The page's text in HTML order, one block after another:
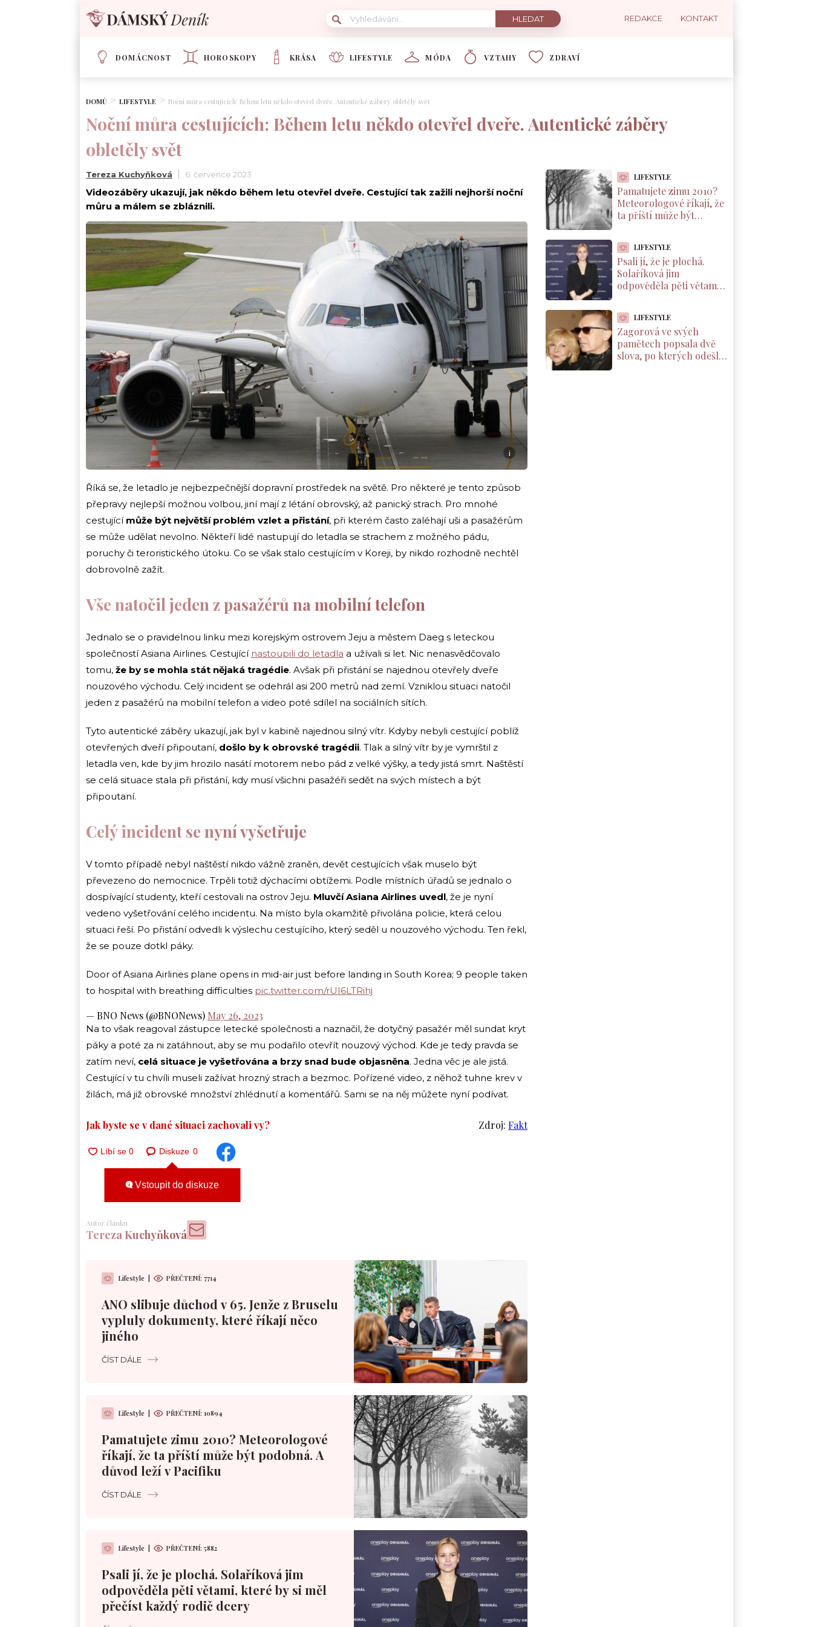
REDAKCE KONTAKT
DOMÁCNOST HOROSKOPY KRÁSA LIFESTYLE MÓDA VZTAHY ZDRAVÍ
DOMŮ LIFESTYLE Noční můra cestujících: Během letu někdo otevřel dveře. Autentické záběry obletěly svět
Noční můra cestujících: Během letu někdo otevřel dveře. Autentické záběry
obletěly svět
Tereza Kuchyňková 6. července 2023
Videozáběry ukazují, jak někdo během letu otevřel dveře. Cestující tak zažili nejhorší noční
můru a málem se zbláznili.
i
Říká se, že letadlo je nejbezpečnější dopravní prostředek na světě. Pro některé je tento způsob
přepravy nejlepší možnou volbou, jiní mají z létání obrovský, až panický strach. Pro mnohé
cestující může být největší problém vzlet a přistání, při kterém často zaléhají uši a pasažérům
se může udělat nevolno. Někteří lidé nastupují do letadla se strachem z možného pádu,
poruchy či teroristického útoku. Co se však stalo cestujícím v Koreji, by nikdo rozhodně nechtěl
dobrovolně zažít.
Vše natočil jeden z pasažérů na mobilní telefon
Jednalo se o pravidelnou linku mezi korejským ostrovem Jeju a městem Daeg s leteckou
společností Asiana Airlines. Cestující nastoupili do letadla a užívali si let. Nic nenasvědčovalo
tomu, že by se mohla stát nějaká tragédie. Avšak při přistání se najednou otevřely dveře
nouzového východu. Celý incident se odehrál asi 200 metrů nad zemí. Vzniklou situaci natočil
jeden z pasažérů na mobilní telefon a video poté sdílel na sociálních sítích.
Tyto autentické záběry ukazují, jak byl v kabině najednou silný vítr. Kdyby nebyli cestující poblíž
otevřených dveří připoutaní, došlo by k obrovské tragédii. Tlak a silný vítr by je vymrštil z
letadla ven, kde by jim hrozilo nasátí motorem nebo pád z velké výšky, a tedy jistá smrt. Naštěstí
se celá situace stala při přistání, kdy musí všichni pasažéři sedět na svých místech a být
připoutaní.
Celý incident se nyní vyšetřuje
V tomto případě nebyl naštěstí nikdo vážně zraněn, devět cestujících však muselo být
převezeno do nemocnice. Trpěli totiž dýchacími obtížemi. Podle místních úřadů se jednalo o
dospívající studenty, kteří cestovali na ostrov Jeju. Mluvčí Asiana Airlines uvedl, že je nyní
vedeno vyšetřování celého incidentu. Na místo byla okamžitě přivolána policie, která celou
situaci řeší. Po přistání odvedli k výslechu cestujícího, který seděl u nouzového východu. Ten řekl,
že se pouze dotkl páky.
Door of Asiana Airlines plane opens in mid-air just before landing in South Korea; 9 people taken
to hospital with breathing difficulties pic.twitter.com/rUI6LTRihj
— BNO News (@BNONews) May 26, 2023
Na to však reagoval zástupce letecké společnosti a naznačil, že dotyčný pasažér měl sundat kryt
páky a poté za ni zatáhnout, aby se mu podařilo otevřít nouzový východ. Kde je tedy pravda se
zatím neví, celá situace je vyšetřována a brzy snad bude objasněna. Jedna věc je ale jistá.
Cestující v tu chvíli museli zažívat hrozný strach a bezmoc. Pořízené video, z něhož tuhne krev v
žilách, má již obrovské množství zhlédnutí a komentářů. Sami se na něj můžete nyní podívat.
Jak byste se v dané situaci zachovali vy? Zdroj: Fakt
Diskuze 0
Vstoupit do diskuze
Autor článku
Tereza Kuchyňková
Lifestyle PŘEČTENÍ: 7714
ANO slibuje důchod v 65. Jenže z Bruselu
vypluly dokumenty, které říkají něco
jiného
ČÍST DÁLE
Lifestyle PŘEČTENÍ: 10894
Pamatujete zimu 2010? Meteorologové
říkají, že ta příští může být podobná. A
důvod leží v Pacifiku
ČÍST DÁLE
Lifestyle PŘEČTENÍ: 5882
Psali jí, že je plochá. Solaříková jim
odpověděla pěti větami, které by si měl
přečíst každý rodič dcery
LIFESTYLE
Pamatujete zimu 2010?
Meteorologové říkají, že
ta příští může být
Pacifiku
LIFESTYLE
Psali jí, že je plochá.
Solaříková jim
odpověděla pěti větami,
každý rodič dcery
LIFESTYLE
Zagorová ve svých
pamětech popsala dvě
slova, po kterých odešla